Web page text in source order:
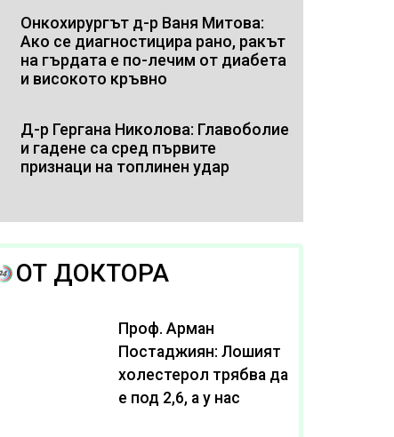
Онкохирургът д-р Ваня Митова:
Ако се диагностицира рано, ракът
на гърдата е по-лечим от диабета
и високото кръвно
Д-р Гергана Николова: Главоболие
и гадене са сред първите
признаци на топлинен удар
ОТ ДОКТОРА
Проф. Арман
Постаджиян: Лошият
холестерол трябва да
е под 2,6, а у нас